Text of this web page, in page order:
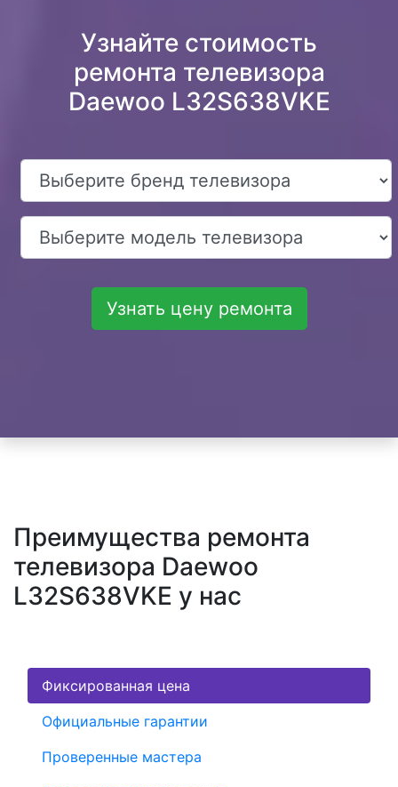
Узнайте стоимость
ремонта телевизора
Daewoo L32S638VKE
Узнать цену ремонта
Преимущества ремонта
телевизора Daewoo
L32S638VKE у нас
Фиксированная цена
Официальные гарантии
Проверенные мастера